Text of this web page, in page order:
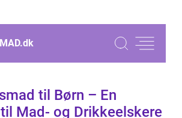
dk
til Børn – En
Mad- og Drikkeelskere